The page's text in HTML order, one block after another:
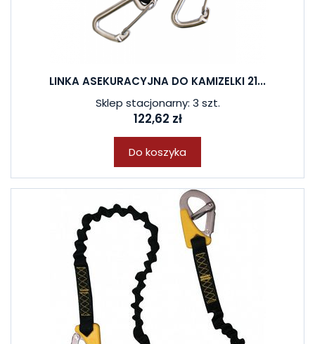
LINKA ASEKURACYJNA DO KAMIZELKI 21...
Sklep stacjonarny: 3 szt.
122,62 zł
Do koszyka